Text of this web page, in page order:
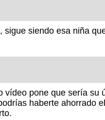
sigue siendo esa niña
vídeo pone que sería su
haberte ahorrado